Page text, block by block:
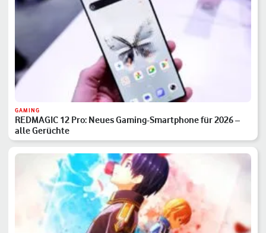
GAMING
REDMAGIC 12 Pro: Neues Gaming-Smartphone für 2026 –
alle Gerüchte